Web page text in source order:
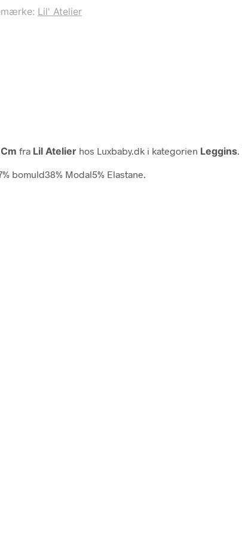
Lil' Atelier
fra Lil Atelier hos Luxbaby.dk i kategorien Leggins
bomuld38% Modal5% Elastane.